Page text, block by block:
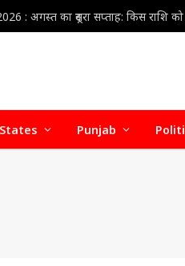
States Punjab